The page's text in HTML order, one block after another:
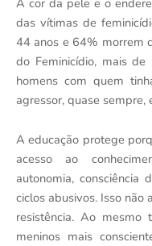
A cor da pele e o
das vítimas de
44 anos e 64% morrem
do Feminicídio, mais
homens com quem
agressor, quase sempre,
A educação protege
acesso ao
autonomia,
ciclos abusivos. Isso
resistência. Ao mesmo
meninos mais